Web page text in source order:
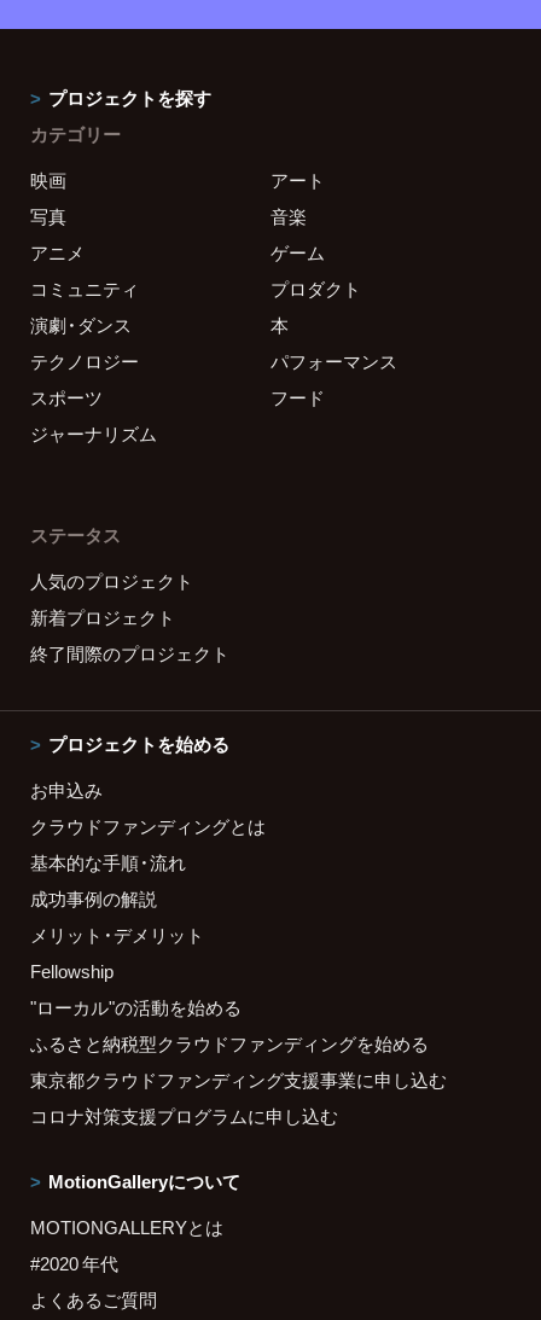
プロジェクトを探す
カテゴリー
映画
アート
写真
音楽
アニメ
ゲーム
コミュニティ
プロダクト
演劇・ダンス
本
テクノロジー
パフォーマンス
スポーツ
フード
ジャーナリズム
ステータス
人気のプロジェクト
新着プロジェクト
終了間際のプロジェクト
プロジェクトを始める
お申込み
クラウドファンディングとは
基本的な手順・流れ
成功事例の解説
メリット・デメリット
Fellowship
"ローカル"の活動を始める
ふるさと納税型クラウドファンディングを始める
東京都クラウドファンディング支援事業に申し込む
コロナ対策支援プログラムに申し込む
MotionGalleryについて
MOTIONGALLERYとは
#2020 年代
よくあるご質問